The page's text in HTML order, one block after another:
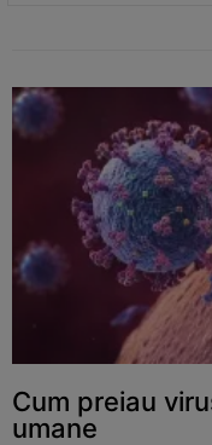
Cum preiau
umane